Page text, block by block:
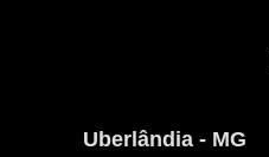
Uberlândia - MG